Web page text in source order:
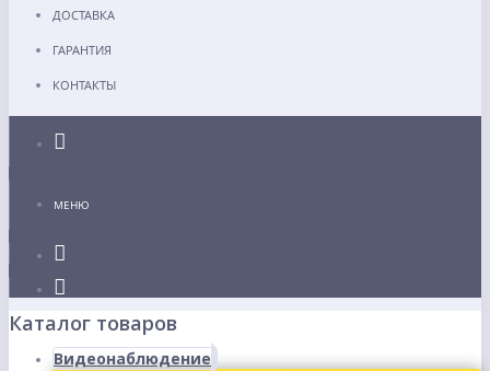
ДОСТАВКА
ГАРАНТИЯ
КОНТАКТЫ
МЕНЮ
Каталог товаров
Видеонаблюдение